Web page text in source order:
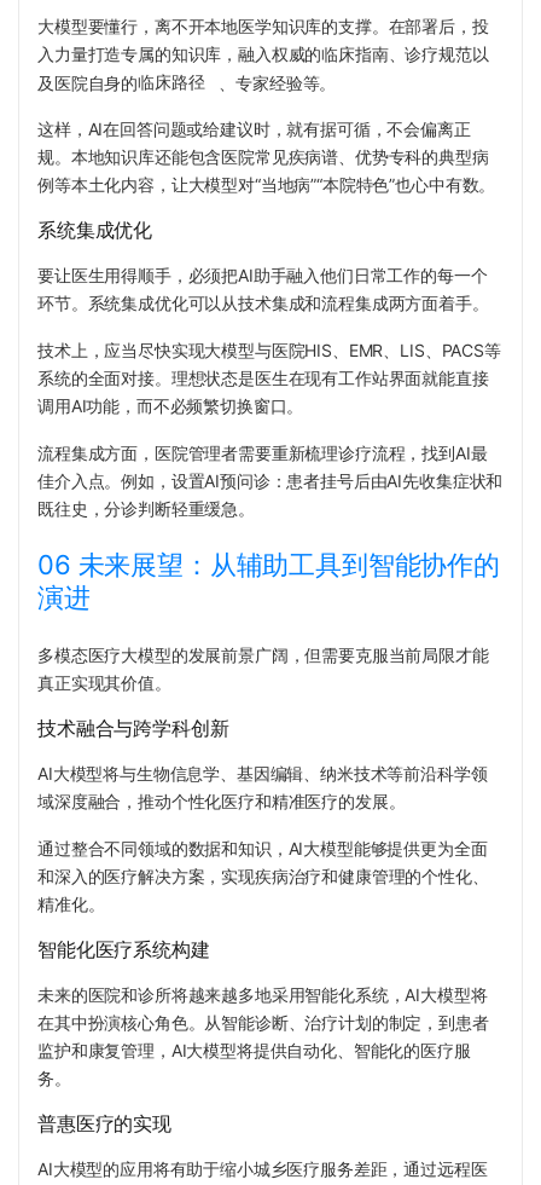
大模型要懂行，离不开本地医学知识库的支撑。在部署后，投
入力量打造专属的知识库，融入权威的临床指南、诊疗规范以
及医院自身的临床路径 、专家经验等。
这样，AI在回答问题或给建议时，就有据可循，不会偏离正
规。本地知识库还能包含医院常见疾病谱、优势专科的典型病
例等本土化内容，让大模型对“当地病”“本院特色”也心中有数。
系统集成优化
要让医生用得顺手，必须把AI助手融入他们日常工作的每一个
环节。系统集成优化可以从技术集成和流程集成两方面着手。
技术上，应当尽快实现大模型与医院HIS、EMR、LIS、PACS等
系统的全面对接。理想状态是医生在现有工作站界面就能直接
调用AI功能，而不必频繁切换窗口。
流程集成方面，医院管理者需要重新梳理诊疗流程，找到AI最
佳介入点。例如，设置AI预问诊：患者挂号后由AI先收集症状和
既往史，分诊判断轻重缓急。
06 未来展望：从辅助工具到智能协作的
演进
多模态医疗大模型的发展前景广阔，但需要克服当前局限才能
真正实现其价值。
技术融合与跨学科创新
AI大模型将与生物信息学、基因编辑、纳米技术等前沿科学领
域深度融合，推动个性化医疗和精准医疗的发展。
通过整合不同领域的数据和知识，AI大模型能够提供更为全面
和深入的医疗解决方案，实现疾病治疗和健康管理的个性化、
精准化。
智能化医疗系统构建
未来的医院和诊所将越来越多地采用智能化系统，AI大模型将
在其中扮演核心角色。从智能诊断、治疗计划的制定，到患者
监护和康复管理，AI大模型将提供自动化、智能化的医疗服
务。
普惠医疗的实现
AI大模型的应用将有助于缩小城乡医疗服务差距，通过远程医